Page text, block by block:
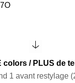
colors / PLUS de
1 avant restylage